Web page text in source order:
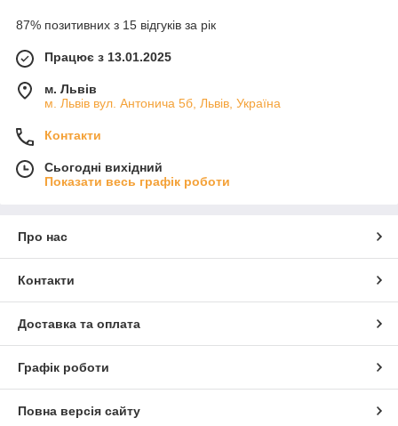
87% позитивних з 15 відгуків за рік
Працює з 13.01.2025
м. Львів
м. Львів вул. Антонича 5б, Львів, Україна
Контакти
Сьогодні вихідний
Показати весь графік роботи
Про нас
Контакти
Доставка та оплата
Графік роботи
Повна версія сайту